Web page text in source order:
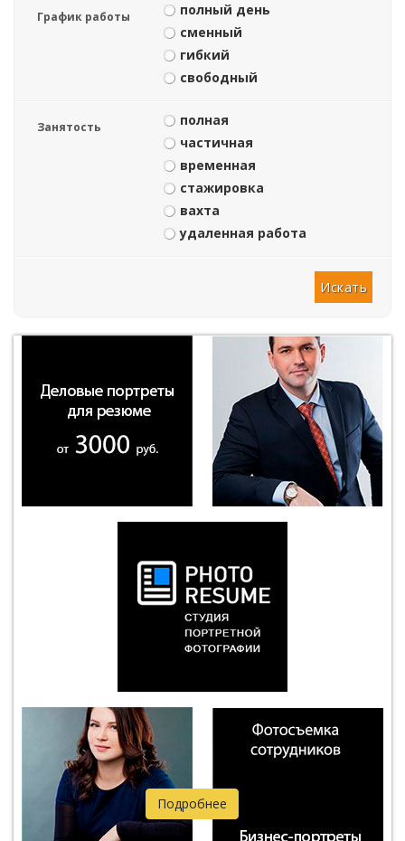
График работы
полный день
сменный
гибкий
свободный
Занятость
полная
частичная
временная
стажировка
вахта
удаленная работа
Подробнее